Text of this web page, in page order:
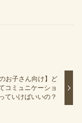
のお子さん向け】ど
コミュニケーショ
ていけばいいの？